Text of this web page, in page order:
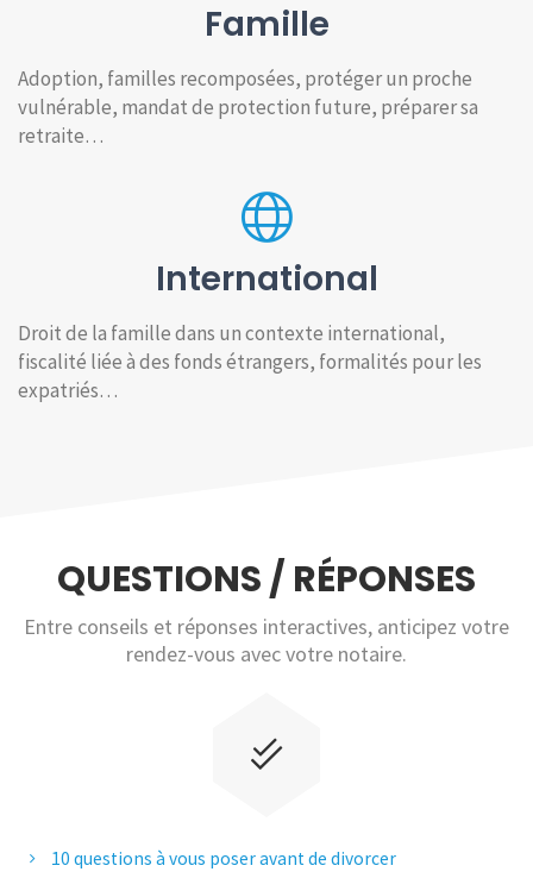
Famille
Adoption, familles recomposées, protéger un proche
vulnérable, mandat de protection future, préparer sa
retraite…
International
Droit de la famille dans un contexte international,
fiscalité liée à des fonds étrangers, formalités pour les
expatriés…
QUESTIONS / RÉPONSES
Entre conseils et réponses interactives, anticipez votre
rendez-vous avec votre notaire.
10 questions à vous poser avant de divorcer